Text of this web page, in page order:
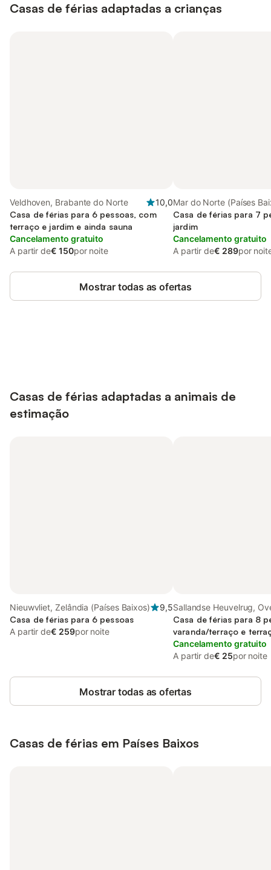
Casas de férias adaptadas a crianças
Veldhoven, Brabante do Norte
10,0
Casa de férias para 6 pessoas, com
terraço e jardim e ainda sauna
Cancelamento gratuito
A partir de€ 150por noite
Mar do Norte (Países
Zelândia (Países Baixos)
Casa de férias para 7
jardim
Cancelamento gratuito
A partir de€ 289por
Mostrar todas as ofertas
Casas de férias adaptadas a animais de
estimação
Nieuwvliet, Zelândia (Países Baixos)
9,5
Casa de férias para 6 pessoas
A partir de€ 259por noite
Sallandse Heuvelrug,
Casa de férias para 8
varanda/terraço e
Cancelamento gratuito
A partir de€ 25por noite
Mostrar todas as ofertas
Casas de férias em Países Baixos